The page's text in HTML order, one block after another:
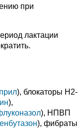
при
лактации
), блокаторы H2-
),
), НПВП
), фибраты